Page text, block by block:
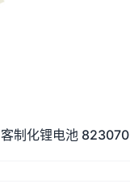
客制化锂电池 823070